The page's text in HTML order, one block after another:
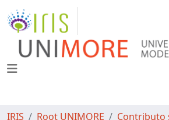
IRIS Root UNIMORE
Contributo